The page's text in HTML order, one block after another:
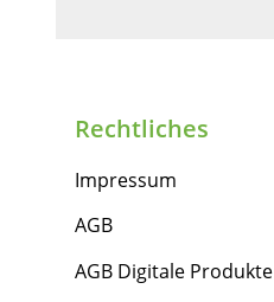
Rechtliches
Impressum
AGB
AGB Digitale Produkte